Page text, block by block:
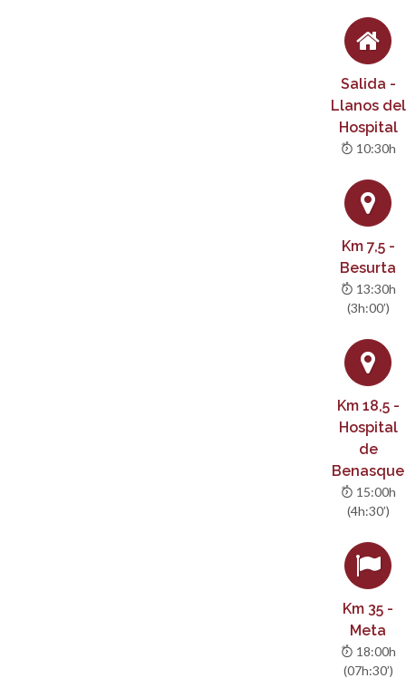
Salida -
Llanos del
Hospital
10:30h
Km 7,5 -
Besurta
13:30h
(3h:00’)
Km 18,5 -
Hospital
de
Benasque
15:00h
(4h:30’)
Km 35 -
Meta
18:00h
(07h:30’)